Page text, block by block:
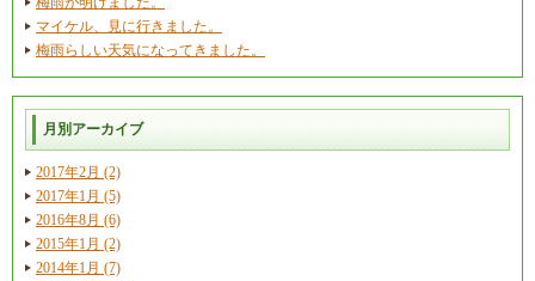
マイケル、見に行きました。
梅雨らしい天気になってきました。
月別アーカイブ
2017年2月 (2)
2017年1月 (5)
2016年8月 (6)
2015年1月 (2)
2014年1月 (7)